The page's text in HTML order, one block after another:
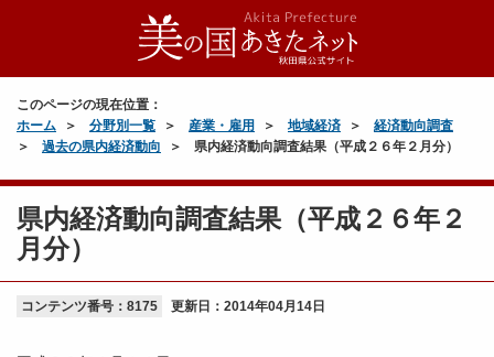
このページの現在位置：
ホーム
分野別一覧 産業・雇用 地域経済
経済動向調査
過去の県内経済動向
県内経済動向調査結果（平成２６年２月分）
県内経済動向調査結果（平成２６年２
月分）
コンテンツ番号：8175 更新日： 2014年04月14日